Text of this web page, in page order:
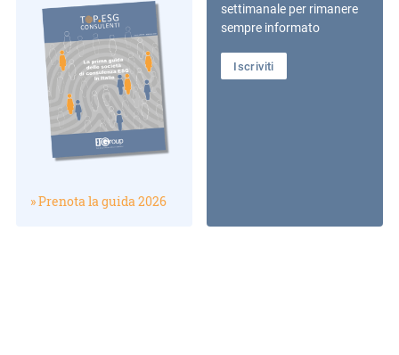
» Prenota la guida 2026
settimanale per rimanere
sempre informato
Iscriviti